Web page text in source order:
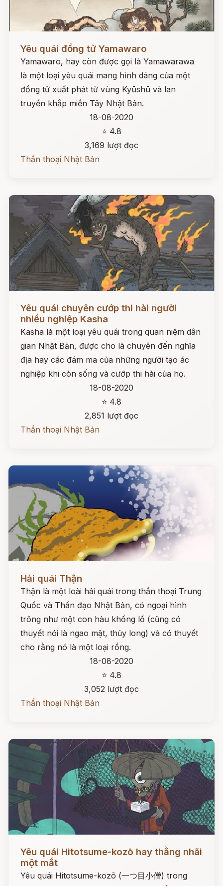
Yêu quái đồng tử Yamawaro
Yamawaro, hay còn được gọi là Yamawarawa
là một loại yêu quái mang hình dáng của một
đồng tử xuất phát từ vùng Kyūshū và lan
truyền khắp miền Tây Nhật Bản.
18-08-2020
⭐ 4.8
3,169 lượt đọc
Thần thoại Nhật Bản
Yêu quái chuyên cướp thi hài người
nhiều nghiệp Kasha
Kasha là một loại yêu quái trong quan niệm dân
gian Nhật Bản, được cho là chuyên đến nghĩa
địa hay các đám ma của những người tạo ác
nghiệp khi còn sống và cướp thi hài của họ.
18-08-2020
⭐ 4.8
2,851 lượt đọc
Thần thoại Nhật Bản
Hải quái Thận
Thận là một loài hải quái trong thần thoại Trung
Quốc và Thần đạo Nhật Bản, có ngoại hình
trông như một con hàu khổng lồ (cũng có
thuyết nói là ngao mật, thủy long) và có thuyết
cho rằng nó là một loại rồng.
18-08-2020
⭐ 4.8
3,052 lượt đọc
Thần thoại Nhật Bản
Yêu quái Hitotsume-kozō hay thằng nhãi
một mắt
Yêu quái Hitotsume-kozō (一つ目小僧) trong